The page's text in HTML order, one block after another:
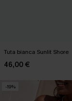
Tuta bianca Sunlit Shore
46,00 €
-19%